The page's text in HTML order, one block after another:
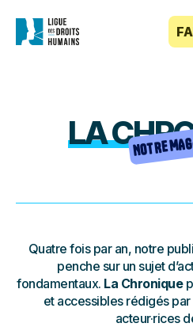
LA NOTRE
Quatre fois par an, notre
penche sur un sujet
fondamentaux. La Chronique
et accessibles rédigés
acteur·rices